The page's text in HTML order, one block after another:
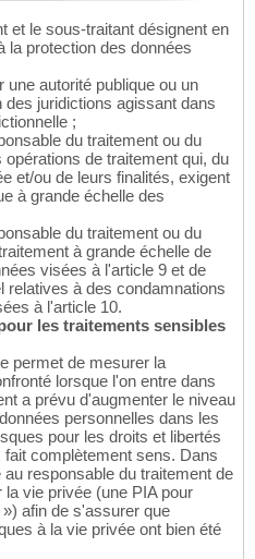
et le sous-traitant désignent en
la protection des données
autorité publique ou un
juridictions agissant dans
;
du traitement ou du
de traitement qui, du
et/ou de leurs finalités, exigent
à grande échelle des
du traitement ou du
à grande échelle de
visées à l'article 9 et de
relatives à des condamnations
à l'article 10.
les traitements sensibles
permet de mesurer la
lorsque l'on entre dans
a prévu d'augmenter le niveau
personnelles dans les
pour les droits et libertés
complètement sens. Dans
responsable du traitement de
vie privée (une PIA pour
afin de s'assurer que
à la vie privée ont bien été